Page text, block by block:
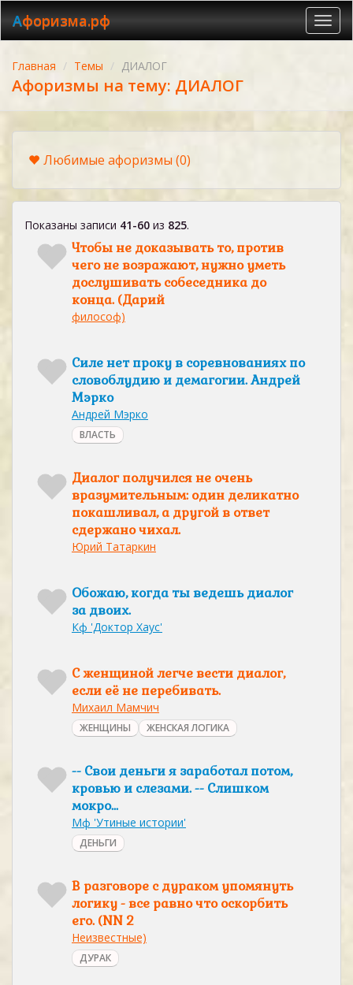
Афоризма.рф
Главная Темы ДИАЛОГ
Афоризмы на тему: ДИАЛОГ
Любимые афоризмы (0)
Показаны записи 41-60 из 825.
Чтобы не доказывать то, против
чего не возражают, нужно уметь
дослушивать собеседника до
конца. (Дарий
философ)
Силе нет проку в соревнованиях по
словоблудию и демагогии. Андрей
Мэрко
Андрей Мэрко
ВЛАСТЬ
Диалог получился не очень
вразумительным: один деликатно
покашливал, а другой в ответ
сдержано чихал.
Юрий Татаркин
Обожаю, когда ты ведешь диалог
за двоих.
Кф 'Доктор Хаус'
С женщиной легче вести диалог,
если её не перебивать.
Михаил Мамчич
ЖЕНЩИНЫ ЖЕНСКАЯ ЛОГИКА
-- Свои деньги я заработал потом,
кровью и слезами. -- Слишком
мокро...
Мф 'Утиные истории'
ДЕНЬГИ
В разговоре с дураком упомянуть
логику - все равно что оскорбить
его. (NN 2
Неизвестные)
ДУРАК